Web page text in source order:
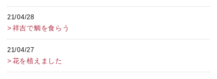
21/04/28
祥吉で鯛を食らう
21/04/27
花を植えました